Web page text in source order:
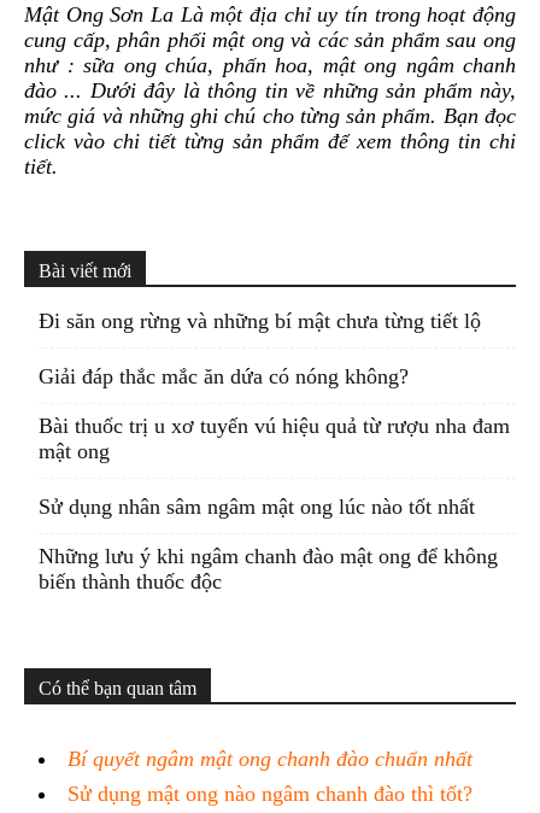
Mật Ong Sơn La Là một địa chỉ uy tín trong hoạt động
cung cấp, phân phối mật ong và các sản phẩm sau ong
như : sữa ong chúa, phấn hoa, mật ong ngâm chanh
đào ... Dưới đây là thông tin về những sản phẩm này,
mức giá và những ghi chú cho từng sản phẩm. Bạn đọc
click vào chi tiết từng sản phẩm để xem thông tin chi
tiết.
Bài viết mới
Đi săn ong rừng và những bí mật chưa từng tiết lộ
Giải đáp thắc mắc ăn dứa có nóng không?
Bài thuốc trị u xơ tuyến vú hiệu quả từ rượu nha đam
mật ong
Sử dụng nhân sâm ngâm mật ong lúc nào tốt nhất
Những lưu ý khi ngâm chanh đào mật ong để không
biến thành thuốc độc
Có thể bạn quan tâm
Bí quyết ngâm mật ong chanh đào chuẩn nhất
Sử dụng mật ong nào ngâm chanh đào thì tốt?